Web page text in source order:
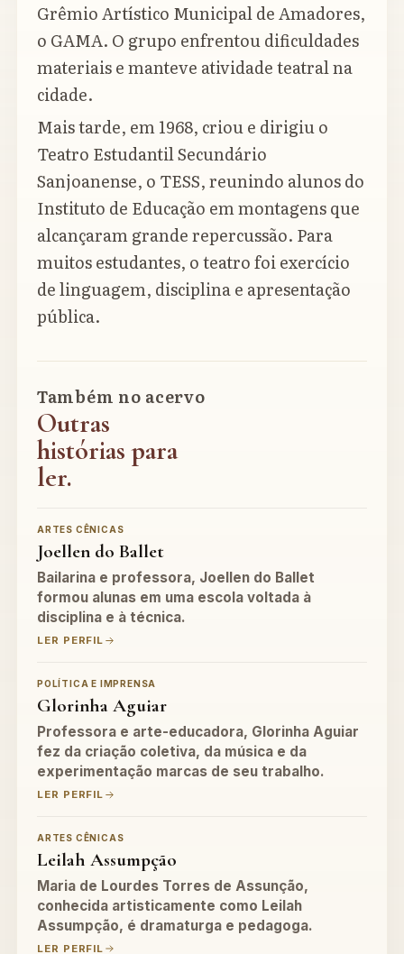
Grêmio Artístico Municipal de Amadores,
o GAMA. O grupo enfrentou dificuldades
materiais e manteve atividade teatral na
cidade.
Mais tarde, em 1968, criou e dirigiu o
Teatro Estudantil Secundário
Sanjoanense, o TESS, reunindo alunos do
Instituto de Educação em montagens que
alcançaram grande repercussão. Para
muitos estudantes, o teatro foi exercício
de linguagem, disciplina e apresentação
pública.
Também no acervo
Outras
histórias para
ler.
ARTES CÊNICAS
Joellen do Ballet
Bailarina e professora, Joellen do Ballet
formou alunas em uma escola voltada à
disciplina e à técnica.
LER PERFIL
POLÍTICA E IMPRENSA
Glorinha Aguiar
Professora e arte-educadora, Glorinha Aguiar
fez da criação coletiva, da música e da
experimentação marcas de seu trabalho.
LER PERFIL
ARTES CÊNICAS
Leilah Assumpção
Maria de Lourdes Torres de Assunção,
conhecida artisticamente como Leilah
Assumpção, é dramaturga e pedagoga.
LER PERFIL